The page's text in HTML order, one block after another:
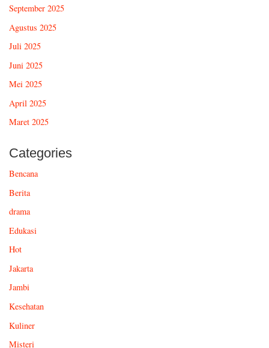
September 2025
Agustus 2025
Juli 2025
Juni 2025
Mei 2025
April 2025
Maret 2025
Categories
Bencana
Berita
drama
Edukasi
Hot
Jakarta
Jambi
Kesehatan
Kuliner
Misteri